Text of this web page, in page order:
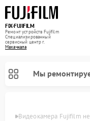
FIX-FUJIFILM
Ремонт устройств Fujifilm
Специализированный
cервисный центр г.
Махачкала
Мы
Видеокамера Fujifilm